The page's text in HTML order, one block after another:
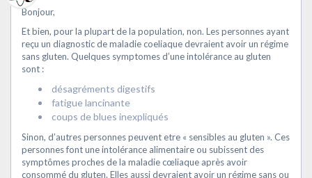
Bonjour,
Et bien, pour la plupart de la population, non. Les personnes ayant
reçu un diagnostic de maladie coeliaque devraient avoir un régime
sans gluten. Quelques symptomes d’une intolérance au gluten
sont :
désagréments digestifs
fatigue lancinante
coups de blues inexpliqués
Sinon, d’autres personnes peuvent etre « sensibles au gluten ». Ces
personnes font une intolérance alimentaire ou subissent des
symptômes proches de la maladie cœliaque après avoir
consommé du gluten. Elles aussi devraient avoir un régime sans ou